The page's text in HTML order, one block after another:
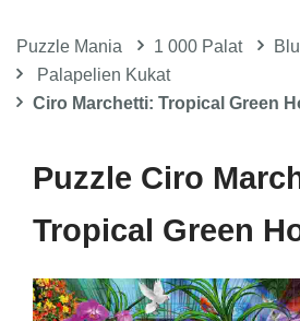
Puzzle Mania 1 000 Palat
Palapelien Kukat
Ciro Marchetti: Tropical Green
Puzzle Ciro
Tropical Green